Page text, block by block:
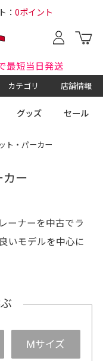
： 0ポイント
最短当日発送
カテゴリ 店舗情報
グッズ セール
ト・パーカー
カー
ーナーを中古でラ
いモデルを中心に
Mサイズ